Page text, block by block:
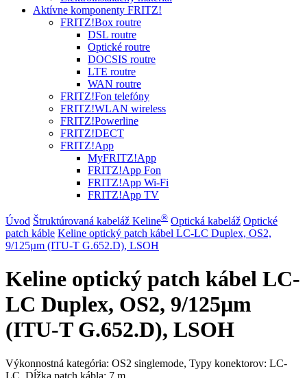
Aktívne komponenty FRITZ!
FRITZ!Box routre
DSL routre
Optické routre
DOCSIS routre
LTE routre
WAN routre
FRITZ!Fon telefóny
FRITZ!WLAN wireless
FRITZ!Powerline
FRITZ!DECT
FRITZ!App
MyFRITZ!App
FRITZ!App Fon
FRITZ!App Wi-Fi
FRITZ!App TV
Úvod Štruktúrovaná kabeláž Keline® Optická kabeláž Optické
patch káble Keline optický patch kábel LC-LC Duplex, OS2,
9/125µm (ITU-T G.652.D), LSOH
Keline optický patch kábel LC-
LC Duplex, OS2, 9/125µm
(ITU-T G.652.D), LSOH
Výkonnostná kategória: OS2 singlemode, Typy konektorov: LC-
LC, Dĺžka patch kábla: 7 m